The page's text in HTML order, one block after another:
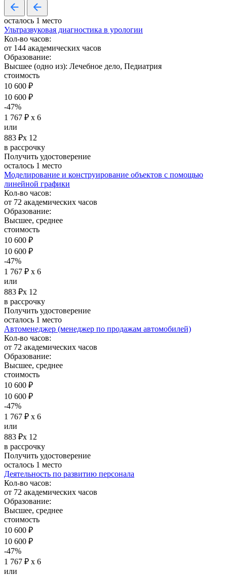
осталось 1 место
Ультразвуковая диагностика в урологии
Кол-во часов:
от 144 академических часов
Образование:
Высшее (одно из): Лечебное дело, Педиатрия
стоимость
10 600 ₽
10 600 ₽
-47%
1 767 ₽ х 6
или
883 ₽х 12
в рассрочку
Получить удостоверение
осталось 1 место
Моделирование и конструирование объектов с помощью
линейной графики
Кол-во часов:
от 72 академических часов
Образование:
Высшее, среднее
стоимость
10 600 ₽
10 600 ₽
-47%
1 767 ₽ х 6
или
883 ₽х 12
в рассрочку
Получить удостоверение
осталось 1 место
Автоменеджер (менеджер по продажам автомобилей)
Кол-во часов:
от 72 академических часов
Образование:
Высшее, среднее
стоимость
10 600 ₽
10 600 ₽
-47%
1 767 ₽ х 6
или
883 ₽х 12
в рассрочку
Получить удостоверение
осталось 1 место
Деятельность по развитию персонала
Кол-во часов:
от 72 академических часов
Образование:
Высшее, среднее
стоимость
10 600 ₽
10 600 ₽
-47%
1 767 ₽ х 6
или